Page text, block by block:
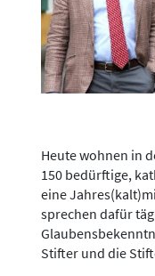
Heute wohnen in
150 bedürftige,
eine
sprechen dafür
Stifter und die